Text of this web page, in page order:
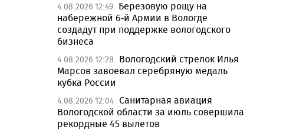
4.08.2026 12:49 Березовую рощу на
набережной 6-й Армии в Вологде
создадут при поддержке вологодского
бизнеса
4.08.2026 12:28
Вологодский стрелок Илья
Марсов завоевал серебряную медаль
кубка России
4.08.2026 12:04 Санитарная авиация
Вологодской области за июль совершила
рекордные 45 вылетов